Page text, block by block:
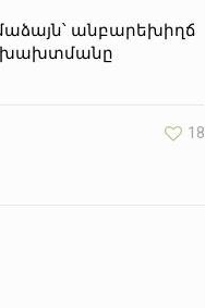
անբարեխիղճ
18